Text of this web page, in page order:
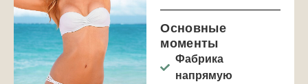
Основные
моменты
Фабрика
напрямую